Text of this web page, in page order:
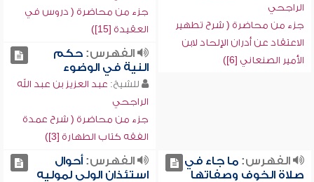
الراجحي
جزء من محاضرة ( شرح تطهير
الاعتقاد عن أدران الإلحاد لابن
الأمير الصنعاني [6])
جزء من محاضرة ( دروس في
العقيدة [15])
الفهرس:حكم
النية في الوضوء
للشيخ: عبد العزيز بن عبد الله
الراجحي
جزء من محاضرة ( شرح عمدة
الفقه كتاب الطهارة [3])
الفهرس:ما جاء في
صلاة الخوف وصفاتها
الفهرس:أحوال
استئذان الولي لموليه